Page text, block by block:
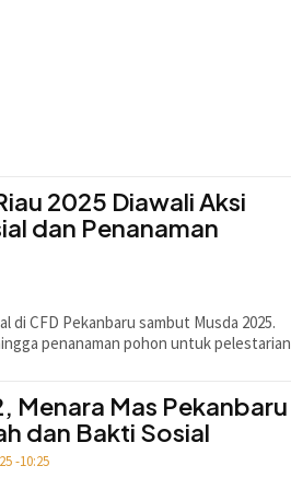
2025 Diawali Aksi
dan Penanaman
di CFD Pekanbaru sambut Musda 2025.
penanaman pohon untuk pelestarian
Menara Mas Pekanbaru
dan Bakti Sosial
-10:25